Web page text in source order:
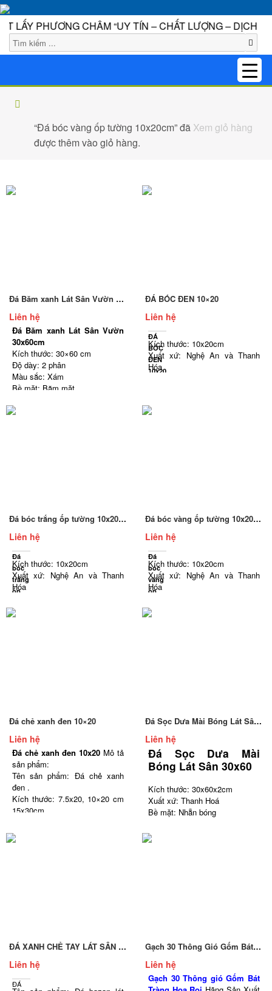
PHƯƠNG CHÂM “UY TÍN – CHẤT LƯỢNG – DỊCH VỤ
Cửa hàng
Xem giỏ hàng
“Đá bóc vàng ốp tường 10x20cm” đã
được thêm vào giỏ hàng.
Đá Băm xanh Lát Sân Vườn 30x60cm
Liên hệ
Đá Băm xanh Lát Sân Vườn
30x60cm
Kích thước: 30×60 cm
Độ dày: 2 phân
Màu sắc: Xám
Bề mặt: Băm mặt
ĐÁ BÓC ĐEN 10×20
Liên hệ
ĐÁ
BÓC
ĐEN
10x20
Kích thước: 10x20cm
Xuất xứ: Nghệ An và Thanh
Hóa
Đá bóc trắng ốp tường 10x20cm
Liên hệ
Đá
bóc
trắng
ốp
10x20cm
Kích thước: 10x20cm
Xuất xứ: Nghệ An và Thanh
Hóa
Màu sắc: Trắng
Số lượng: 50 viên/m2
Đá bóc vàng ốp tường 10x20cm
Liên hệ
Đá
bóc
vàng
ốp
10x20cm
Kích thước: 10x20cm
Xuất xứ: Nghệ An và Thanh
Hóa
Màu sắc: Vàng
Số lượng: 50 viên/m2
Đá chẻ xanh đen 10×20
Liên hệ
Đá chẻ xanh đen 10x20
sản phẩm:
Tên sản phẩm: Đá chẻ xanh
đen .
Kích thước: 7.5x20, 10×20 cm
15x30cm
Bề mặt đá: chẻ thô tự nhiên hai
mặt.
Đá Sọc Dưa Mài Bóng Lát Sân 30×60
Liên hệ
Đá Sọc Dưa Mài
Bóng Lát Sân 30x60
Kích thước: 30x60x2cm
Xuất xứ: Thanh Hoá
Bề mặt: Nhẵn bóng
ĐÁ XANH CHẺ TAY LÁT SÂN 30×60
Liên hệ
ĐÁ
Gạch 30 Thông Gió Gốm Bát Tràng Hoa Roi
Liên hệ
Gạch 30 Thông gió Gốm Bát